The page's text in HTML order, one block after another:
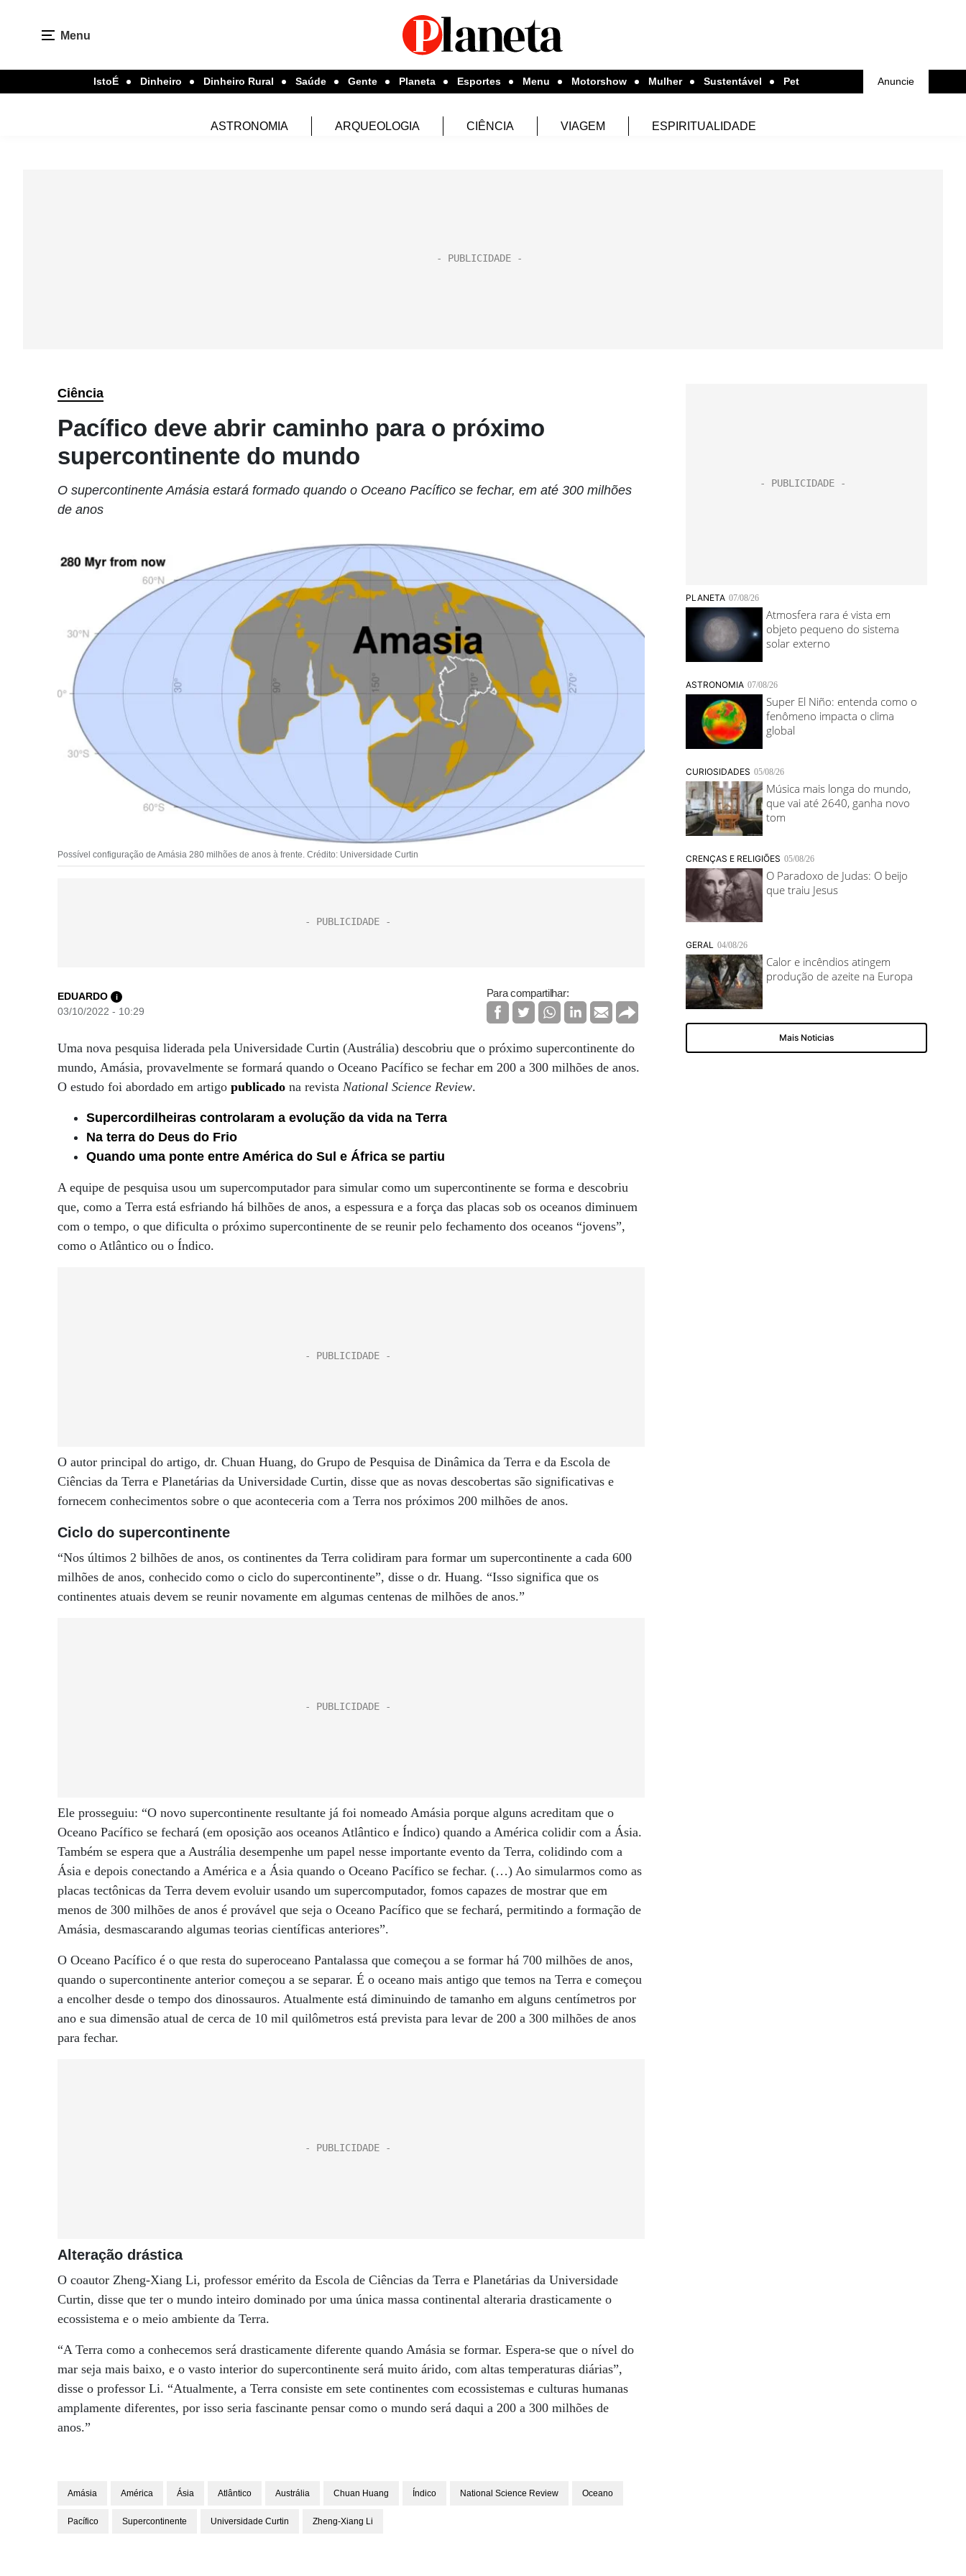
Menu
IstoÉ Dinheiro Dinheiro Rural Saúde Gente Planeta Esportes Menu Motorshow Mulher Sustentável Pet Anuncie
ASTRONOMIA ARQUEOLOGIA CIÊNCIA VIAGEM ESPIRITUALIDADE
Ciência
Pacífico deve abrir caminho para o próximo
supercontinente do mundo
O supercontinente Amásia estará formado quando o Oceano Pacífico se fechar, em até 300 milhões
de anos
Possível configuração de Amásia 280 milhões de anos à frente. Crédito: Universidade Curtin
EDUARDO i
03/10/2022 - 10:29
Para compartilhar:
Uma nova pesquisa liderada pela Universidade Curtin (Austrália) descobriu que o próximo supercontinente do
mundo, Amásia, provavelmente se formará quando o Oceano Pacífico se fechar em 200 a 300 milhões de anos.
O estudo foi abordado em artigo publicado na revista National Science Review.
Supercordilheiras controlaram a evolução da vida na Terra
Na terra do Deus do Frio
Quando uma ponte entre América do Sul e África se partiu
A equipe de pesquisa usou um supercomputador para simular como um supercontinente se forma e descobriu
que, como a Terra está esfriando há bilhões de anos, a espessura e a força das placas sob os oceanos diminuem
com o tempo, o que dificulta o próximo supercontinente de se reunir pelo fechamento dos oceanos “jovens”,
como o Atlântico ou o Índico.
O autor principal do artigo, dr. Chuan Huang, do Grupo de Pesquisa de Dinâmica da Terra e da Escola de
Ciências da Terra e Planetárias da Universidade Curtin, disse que as novas descobertas são significativas e
fornecem conhecimentos sobre o que aconteceria com a Terra nos próximos 200 milhões de anos.
Ciclo do supercontinente
“Nos últimos 2 bilhões de anos, os continentes da Terra colidiram para formar um supercontinente a cada 600
milhões de anos, conhecido como o ciclo do supercontinente”, disse o dr. Huang. “Isso significa que os
continentes atuais devem se reunir novamente em algumas centenas de milhões de anos.”
Ele prosseguiu: “O novo supercontinente resultante já foi nomeado Amásia porque alguns acreditam que o
Oceano Pacífico se fechará (em oposição aos oceanos Atlântico e Índico) quando a América colidir com a Ásia.
Também se espera que a Austrália desempenhe um papel nesse importante evento da Terra, colidindo com a
Ásia e depois conectando a América e a Ásia quando o Oceano Pacífico se fechar. (…) Ao simularmos como as
placas tectônicas da Terra devem evoluir usando um supercomputador, fomos capazes de mostrar que em
menos de 300 milhões de anos é provável que seja o Oceano Pacífico que se fechará, permitindo a formação de
Amásia, desmascarando algumas teorias científicas anteriores”.
O Oceano Pacífico é o que resta do superoceano Pantalassa que começou a se formar há 700 milhões de anos,
quando o supercontinente anterior começou a se separar. É o oceano mais antigo que temos na Terra e começou
a encolher desde o tempo dos dinossauros. Atualmente está diminuindo de tamanho em alguns centímetros por
ano e sua dimensão atual de cerca de 10 mil quilômetros está prevista para levar de 200 a 300 milhões de anos
para fechar.
Alteração drástica
O coautor Zheng-Xiang Li, professor emérito da Escola de Ciências da Terra e Planetárias da Universidade
Curtin, disse que ter o mundo inteiro dominado por uma única massa continental alteraria drasticamente o
ecossistema e o meio ambiente da Terra.
“A Terra como a conhecemos será drasticamente diferente quando Amásia se formar. Espera-se que o nível do
mar seja mais baixo, e o vasto interior do supercontinente será muito árido, com altas temperaturas diárias”,
disse o professor Li. “Atualmente, a Terra consiste em sete continentes com ecossistemas e culturas humanas
amplamente diferentes, por isso seria fascinante pensar como o mundo será daqui a 200 a 300 milhões de
anos.”
Amásia América Ásia Atlântico Austrália Chuan Huang Índico National Science Review Oceano
Pacífico Supercontinente Universidade Curtin Zheng-Xiang Li